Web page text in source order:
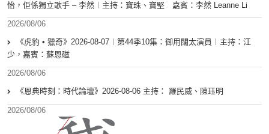
怡，佢係獨立歌手 – 李然︱主持：寶珠、寶堅 嘉賓：李然 Leanne Li
2026/08/06
《虎豹 • 獵奇》2026-08-07︱第44季10集：御用闊太演員︱主持：江
少，嘉賓：蘇恩磁
2026/08/06
《恩典時刻：時代論壇》2026-08-06 主持： 羅民威、陳珏明
2026/08/06